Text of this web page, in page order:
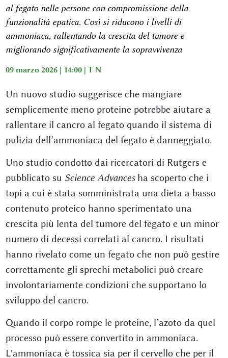
al fegato nelle persone con compromissione della
funzionalità epatica. Così si riducono i livelli di
ammoniaca, rallentando la crescita del tumore e
migliorando significativamente la sopravvivenza
09 marzo 2026 | 14:00 | T N
Un nuovo studio suggerisce che mangiare
semplicemente meno proteine potrebbe aiutare a
rallentare il cancro al fegato quando il sistema di
pulizia dell’ammoniaca del fegato è danneggiato.
Uno studio condotto dai ricercatori di Rutgers e
pubblicato su Science Advancesha scoperto che i
topi a cui è stata somministrata una dieta a basso
contenuto proteico hanno sperimentato una
crescita più lenta del tumore del fegato e un minor
numero di decessi correlati al cancro. I risultati
hanno rivelato come un fegato che non può gestire
correttamente gli sprechi metabolici può creare
involontariamente condizioni che supportano lo
sviluppo del cancro.
Quando il corpo rompe le proteine, l’azoto da quel
processo può essere convertito in ammoniaca.
L'ammoniaca è tossica sia per il cervello che per il